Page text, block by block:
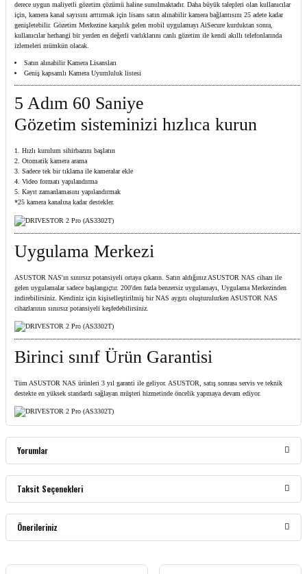
derece uygun maliyetli gözetim çözümü haline sunulmaktadır. Daha büyük talepleri olan kullanıcılar
için, kamera kanal sayısını arttırmak için lisans satın alınabilir kamera bağlantısını 25 adete kadar
genişletebilir. Gözetim Merkezine karşılık gelen mobil uygulamayı AiSecure kurduktan sonra,
kullanıcılar herhangi bir yerden en değerli varlıklarını canlı gözetim ile kendi akıllı telefonlarında
izlemeleri mümkün olacak.
Satın alınabilir Kamera Lisansları
Geniş kapsamlı Kamera Uyumluluk listesi
5 Adım 60 Saniye
Gözetim sisteminizi hızlıca kurun
Hızlı kurulum sihirbazını başlatın
Otomatik kamera arama
Sadece tek bir tıklama ile kameralar ekle
Video formatı yapılandırma
Kayıt zamanlamasını yapılandırmak
*25 kamera kanalına kadar destekler.
Uygulama Merkezi
ASUSTOR NAS'ın sınırsız potansiyeli ortaya çıkarın. Satın aldığınız ASUSTOR NAS cihazı ile
gelen uygulamalar sadece başlangıçtır. 200'den fazla benzersiz uygulamayı, Uygulama Merkezinden
indirebilirsiniz. Kendiniz için kişiselleştirilmiş bir NAS aygıtı oluşturulurken ASUSTOR NAS
cihazlarının sınırsız potansiyeli keşfedebilirsiniz.
Birinci sınıf Ürün Garantisi
Tüm ASUSTOR NAS ürünleri 3 yıl garanti ile geliyor. ASUSTOR, satış sonrası servis ve teknik
destekte en yüksek standardı sağlayan müşteri hizmetinde öncelik yapmaya devam ediyor.
Yorumlar
Bu ürüne ilk yorumu siz yapın!
Taksit Seçenekleri
Önerileriniz
Bu ürünün fiyat bilgisi, resim, ürün açıklamalarında ve diğer konularda yetersiz